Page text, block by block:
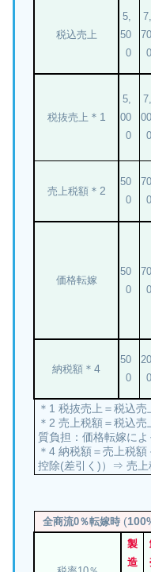
税込売上
5,
50
0
7,
70
0
税抜売上 ＊1
5,
00
0
7,
00
0
売上税額＊2
50
0
70
0
価格転嫁
50
0
70
0
納税額 ＊4
50
0
20
0
＊1 税抜売上＝税込
＊2 売上税額＝税込
質負担：価格転嫁に
＊4 納税額＝売上税
控除(差引く)）⇒ 売上
全商流0％転嫁時 (
製
造